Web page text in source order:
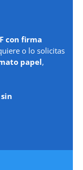
con firma
o lo solicitas
papel,